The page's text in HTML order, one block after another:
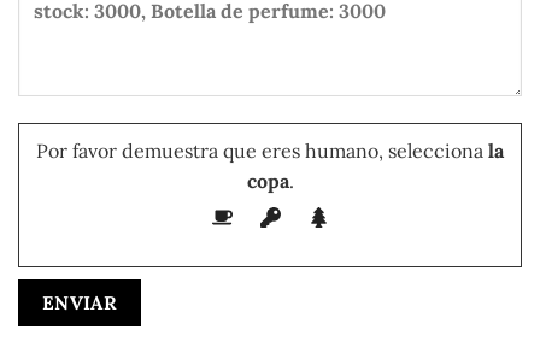
Por favor demuestra que eres humano, selecciona la
copa.